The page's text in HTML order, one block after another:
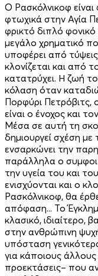
Ο Ρασκόλνικοφ είναι
φτωχικά στην Αγία
φρικτό διπλό
μεγάλο χρηματικό
υποφέρει από
κλονίζεται και από
κατατρύχει. Η ζωή
κόλαση όταν
Πορφύρι Πετρόβιτς,
είναι ο ένοχος και
Μέσα σε αυτή τη
δημιουργεί σχέση
ενσαρκώνει την
παράλληλα ο
την υγεία του και
ενισχύονται και ο
Ρασκόλνικοφ, θα
απόφαση... To
κλασικό, ιδιαίτερο,
στην ανθρώπινη
υπόσταση
για κάποιους
προεκτάσεις– που